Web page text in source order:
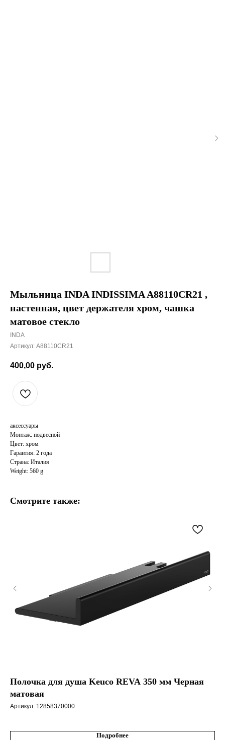
Мыльница INDA INDISSIMA A88110CR21 ,
настенная, цвет держателя хром, чашка
матовое стекло
INDA
Артикул: A88110CR21
400,00 руб.
аксессуары
Монтаж: подвесной
Цвет: хром
Гарантия: 2 года
Страна: Италия
Weight: 560 g
Смотрите также:
Полочка для душа Keuco REVA 350 мм Черная
матовая
Артикул: 12858370000
Подробнее